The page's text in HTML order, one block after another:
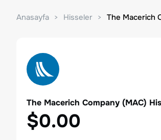
Anasayfa Hisseler The Macerich
The Macerich Company (MAC)
$0.00